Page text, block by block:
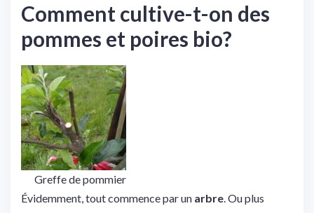
Comment cultive-t-on des
pommes et poires bio?
Greffe de pommier
Évidemment, tout commence par un arbre. Ou plus